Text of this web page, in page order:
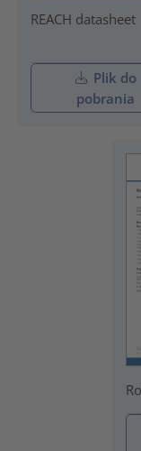
REACH datasheet
Plik do
pobrania